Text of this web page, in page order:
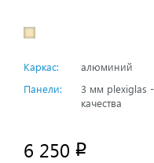
Каркас:
алюминий
Панели:
3 мм plexiglas
качества
6 250 p